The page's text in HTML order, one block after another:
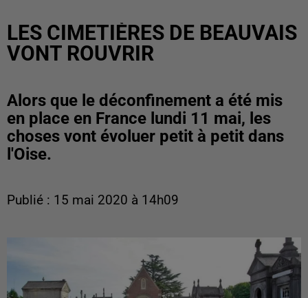
LES CIMETIÈRES DE BEAUVAIS
VONT ROUVRIR
Alors que le déconfinement a été mis
en place en France lundi 11 mai, les
choses vont évoluer petit à petit dans
l'Oise.
Publié : 15 mai 2020 à 14h09